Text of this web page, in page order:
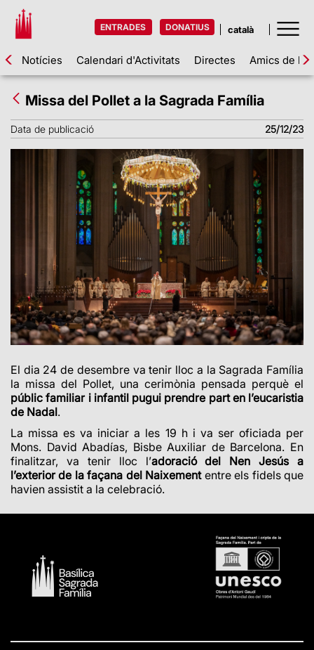
ENTRADES DONATIUS
Notícies Calendari d'Activitats Directes Amics de la
Missa del Pollet a la Sagrada Família
Data de publicació 25/12/23
El dia 24 de desembre va tenir lloc a la Sagrada Família
la missa del Pollet, una cerimònia pensada perquè el
públic familiar i infantil pugui prendre part en l’eucaristia
de Nadal.
La missa es va iniciar a les 19 h i va ser oficiada per
Mons. David Abadías, Bisbe Auxiliar de Barcelona. En
finalitzar, va tenir lloc l’adoració del Nen Jesús a
l’exterior de la façana del Naixemententre els fidels que
havien assistit a la celebració.